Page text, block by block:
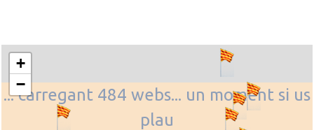
... carregant 484 webs... un moment si us
plau
+
−